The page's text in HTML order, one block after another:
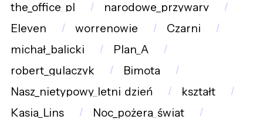
the_office_pl
narodowe_przywary
Eleven
worrenowie
Czarni
michał_balicki
Plan_A
robert_gulaczyk
Bimota
Nasz_nietypowy_letni_dzień
kształt
Kasia_Lins
Noc_pożera_świat